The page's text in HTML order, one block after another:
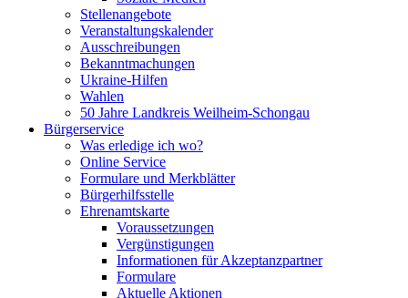
Stellenangebote
Veranstaltungskalender
Ausschreibungen
Bekanntmachungen
Ukraine-Hilfen
Wahlen
50 Jahre Landkreis Weilheim-Schongau
Bürgerservice
Was erledige ich wo?
Online Service
Formulare und Merkblätter
Bürgerhilfsstelle
Ehrenamtskarte
Voraussetzungen
Vergünstigungen
Informationen für Akzeptanzpartner
Formulare
Aktuelle Aktionen